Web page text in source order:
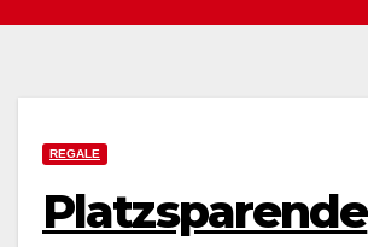
REGALE
Platzsparende